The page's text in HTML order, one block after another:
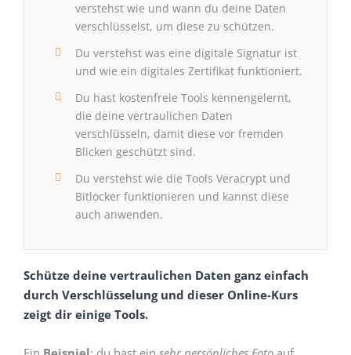
verstehst wie und wann du deine Daten
verschlüsselst, um diese zu schützen.
Du verstehst was eine digitale Signatur ist
und wie ein digitales Zertifikat funktioniert.
Du hast kostenfreie Tools kennengelernt,
die deine vertraulichen Daten
verschlüsseln, damit diese vor fremden
Blicken geschützt sind.
Du verstehst wie die Tools Veracrypt und
Bitlocker funktionieren und kannst diese
auch anwenden.
Schütze deine vertraulichen Daten ganz einfach
durch Verschlüsselung und dieser Online-Kurs
zeigt dir einige Tools.